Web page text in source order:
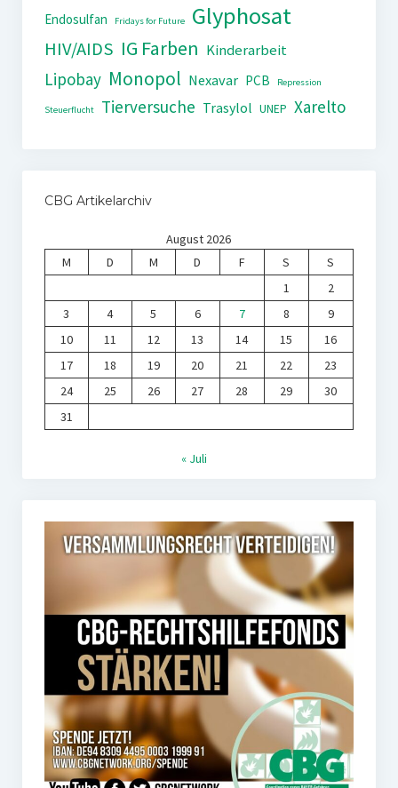
Endosulfan
Fridays for Future Glyphosat
HIV/AIDS IG Farben Kinderarbeit
Lipobay Monopol Nexavar PCB Repression
Steuerflucht Tierversuche Trasylol UNEP Xarelto
CBG Artikelarchiv
August 2026
M
D M D F S
S
1
2
3
4 5 6 7 8
9
10
11 12 13 14 15
16
17
18 19 20 21 22
23
24
25 26 27 28 29
30
31
« Juli